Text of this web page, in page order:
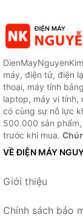
máy, điện tử, điện
thoại, máy tính
laptop, máy vi tính,
có cùng sự nỗ lực
500.000 sản
trước khi mua.
VỀ ĐIỆN MÁY
Giới thiệu
Chính sách bảo